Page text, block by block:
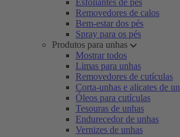
Esfoliantes de pés
Removedores de calos
Bem-estar dos pés
Spray para os pés
Produtos para unhas
Mostrar todos
Limas para unhas
Removedores de cutículas
Corta-unhas e alicates de
Óleos para cutículas
Tesouras de unhas
Endurecedor de unhas
Vernizes de unhas